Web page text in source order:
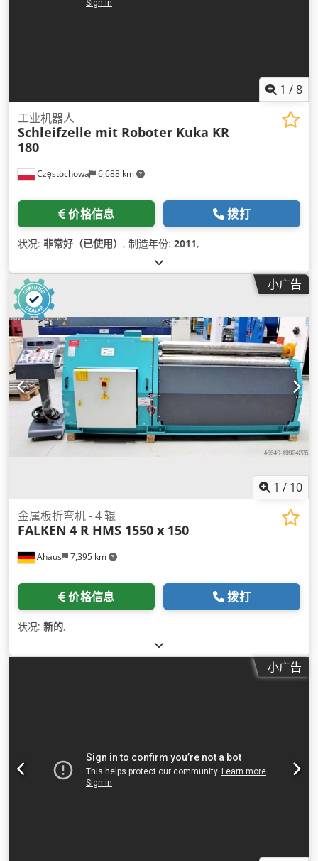
1 /8
Częstochowa 6,688 km
工业机器人
Schleifzelle mit Roboter Kuka KR
180
价格信息 拨打
状况: 非常好（已使用） , 制造年份: 2011,
小广告
1 / 10
Ahaus 7,395 km
金属板折弯机 - 4 辊
FALKEN 4 R HMS 1550 x 150
价格信息 拨打
状况: 新的,
小广告